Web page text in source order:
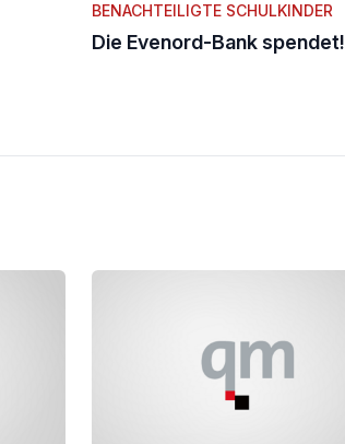
BENACHTEILIGTE SCHULKINDER
Die Evenord-Bank spendet!